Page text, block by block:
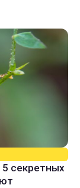
секретных